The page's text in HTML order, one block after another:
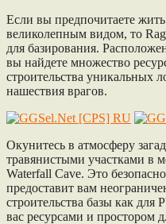
Если вы предпочитаете
великолепным видом, то
для базирования.
вы найдете множество
строительства уникальных
нашествия врагов.
Окунитесь в атмосферу
травянистыми участками в
Waterfall Cave. Это
предоставит вам
строительства базы как для
вас ресурсами и простором